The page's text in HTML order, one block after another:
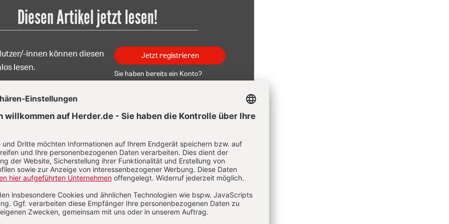
Diesen Artikel jetzt lesen!
innen können diesen
lesen.
Jetzt registrieren
Sie haben bereits ein Konto?
(geb. 1960) ist seit 2014 Generalsekretär der
Aktion Österreich (KAÖ). Studium der Theologie sowie
und Werbung in Linz und Wien, er war seit 1988
der österreichischen-katholischen Presseagentur Kathpress